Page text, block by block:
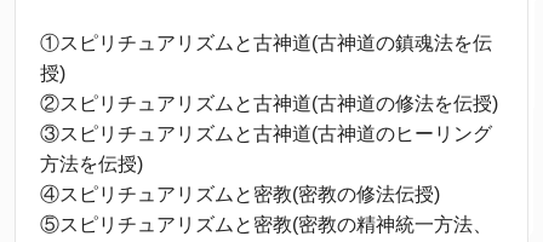
①スピリチュアリズムと古神道(古神道の鎮魂法を伝
授)
②スピリチュアリズムと古神道(古神道の修法を伝授)
③スピリチュアリズムと古神道(古神道のヒーリング
方法を伝授)
④スピリチュアリズムと密教(密教の修法伝授)
⑤スピリチュアリズムと密教(密教の精神統一方法、